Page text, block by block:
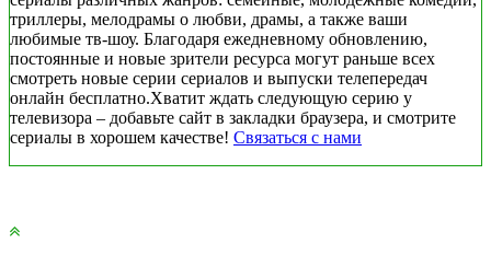
триллеры, мелодрамы о любви, драмы, а также ваши
любимые тв-шоу. Благодаря ежедневному обновлению,
постоянные и новые зрители ресурса могут раньше всех
смотреть новые серии сериалов и выпуски телепередач
онлайн бесплатно.Хватит ждать следующую серию у
телевизора – добавьте сайт в закладки браузера, и смотрите
сериалы в хорошем качестве! Связаться с нами